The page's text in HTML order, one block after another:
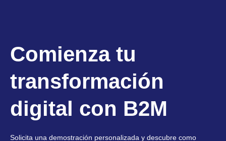
Comienza tu
transformación
digital con B2M
Solicita una demostración personalizada y descubre como